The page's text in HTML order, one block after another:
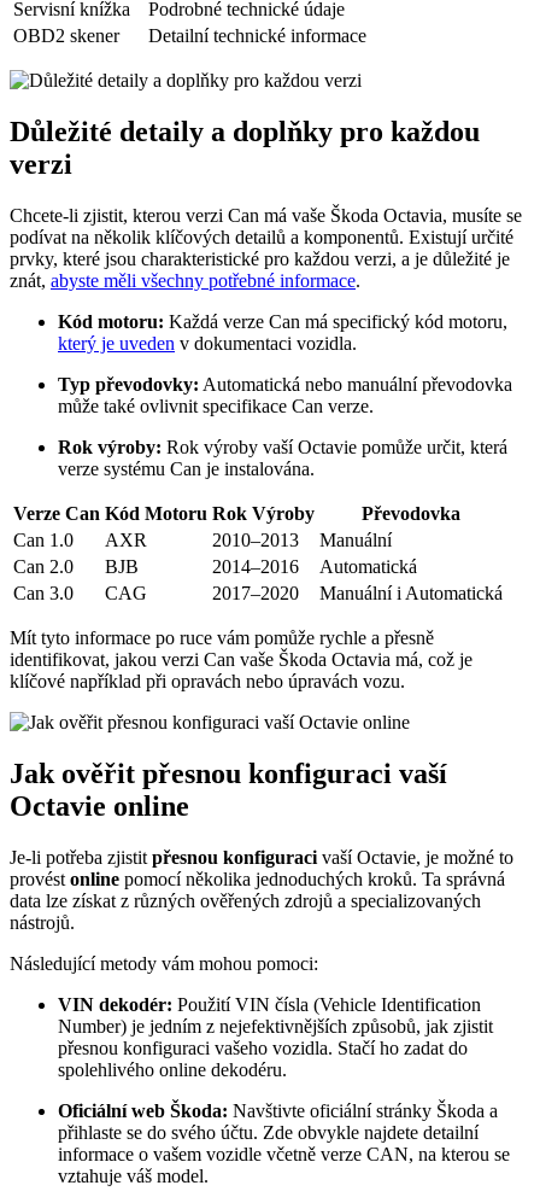
Servisní knížka
Podrobné technické údaje
OBD2 skener
Detailní technické informace
Důležité detaily a doplňky pro každou
verzi
Chcete-li zjistit, kterou verzi Can má vaše Škoda Octavia, musíte se
podívat na několik klíčových detailů a komponentů. Existují určité
prvky, které jsou charakteristické pro každou verzi, a je důležité je
znát, abyste měli všechny potřebné informace.
Kód motoru: Každá verze Can má specifický kód motoru,
který je uveden v dokumentaci vozidla.
Typ převodovky: Automatická nebo manuální převodovka
může také ovlivnit specifikace Can verze.
Rok výroby: Rok výroby vaší Octavie pomůže určit, která
verze systému Can je instalována.
Verze Can Kód Motoru Rok Výroby
Převodovka
Can 1.0
AXR 2010–2013
Manuální
Can 2.0
BJB 2014–2016
Automatická
Can 3.0
CAG 2017–2020 Manuální i Automatická
Mít tyto informace po ruce vám pomůže rychle a přesně
identifikovat, jakou verzi Can vaše Škoda Octavia má, což je
klíčové například při opravách nebo úpravách vozu.
Jak ověřit přesnou konfiguraci vaší
Octavie online
Je-li potřeba zjistit přesnou konfiguraci vaší Octavie, je možné to
provést online pomocí několika jednoduchých kroků. Ta správná
data lze získat z různých ověřených zdrojů a specializovaných
nástrojů.
Následující metody vám mohou pomoci:
VIN dekodér: Použití VIN čísla (Vehicle Identification
Number) je jedním z nejefektivnějších způsobů, jak zjistit
přesnou konfiguraci vašeho vozidla. Stačí ho zadat do
spolehlivého online dekodéru.
Oficiální web Škoda: Navštivte oficiální stránky Škoda a
přihlaste se do svého účtu. Zde obvykle najdete detailní
informace o vašem vozidle včetně verze CAN, na kterou se
vztahuje váš model.